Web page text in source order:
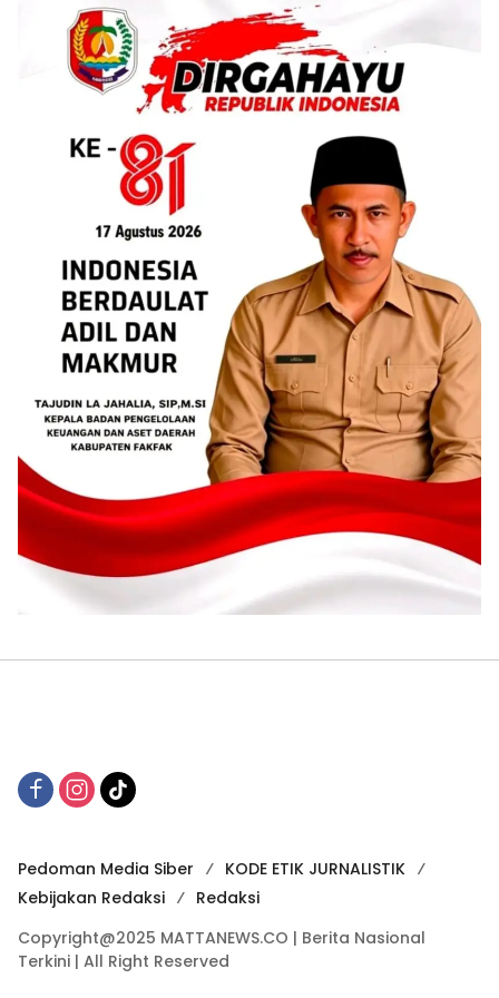
Pedoman Media Siber
KODE ETIK JURNALISTIK
Kebijakan Redaksi
Redaksi
Copyright@2025 MATTANEWS.CO | Berita Nasional
Terkini | All Right Reserved